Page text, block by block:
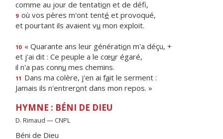
comme au jour de tentation et de défi,
9 où vos pères m'ont tenté et provoqué,
et pourtant ils avaient vu mon exploit.
10 « Quarante ans leur génération m'a déçu, +
et j'ai dit : Ce peuple a le cœur égaré,
il n'a pas connu mes chemins.
11 Dans ma colère, j'en ai fait le serment :
Jamais ils n'entreront dans mon repos. »
HYMNE : BÉNI DE DIEU
D. Rimaud — CNPL
Béni de Dieu